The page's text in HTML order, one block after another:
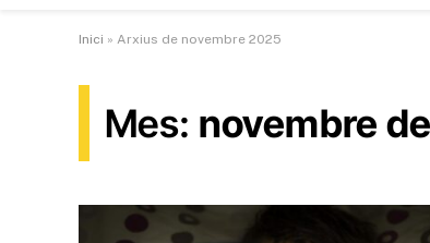
Inici » Arxius de novembre 2025
Mes: novembre